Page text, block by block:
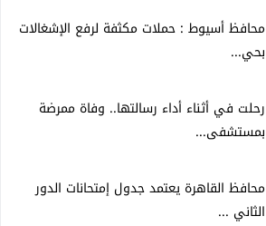
محافظ أسيوط : حملات مكثفة لرفع الإشغالات
بحي...
رحلت في أثناء أداء رسالتها.. وفاة ممرضة
بمستشفى...
محافظ القاهرة يعتمد جدول إمتحانات الدور
الثاني ...